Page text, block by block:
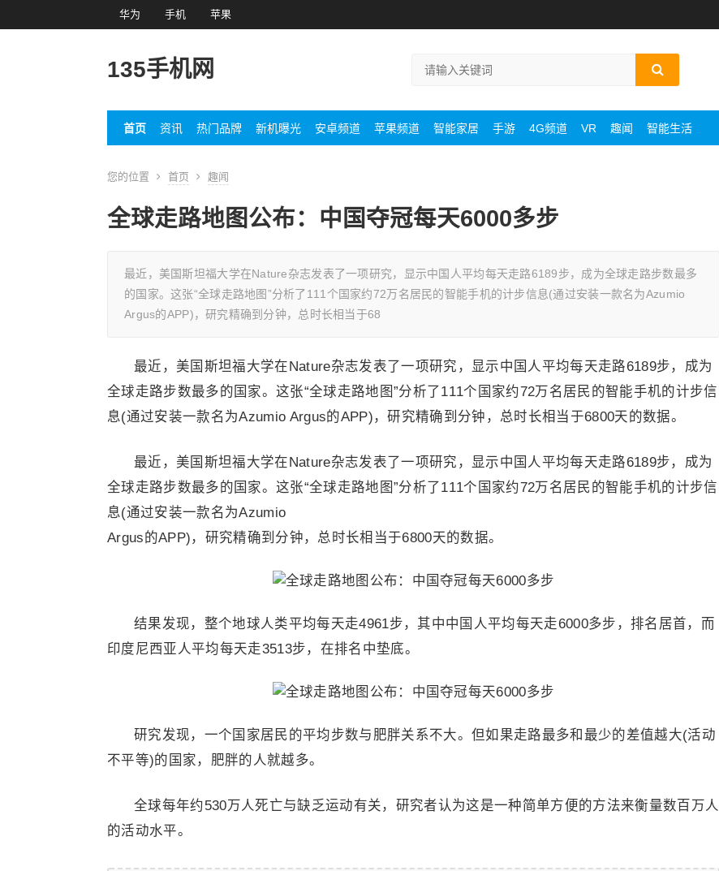
华为 手机 苹果
135手机网
首页 资讯 热门品牌 新机曝光 安卓频道 苹果频道 智能家居 手游 4G频道 VR 趣闻 智能生活
您的位置 首页 趣闻
全球走路地图公布：中国夺冠每天6000多步
最近，美国斯坦福大学在Nature杂志发表了一项研究，显示中国人平均每天走路6189步，成为全球走路步数最多
的国家。这张“全球走路地图”分析了111个国家约72万名居民的智能手机的计步信息(通过安装一款名为Azumio
Argus的APP)，研究精确到分钟，总时长相当于68
最近，美国斯坦福大学在Nature杂志发表了一项研究，显示中国人平均每天走路6189步，成为
全球走路步数最多的国家。这张“全球走路地图”分析了111个国家约72万名居民的智能手机的计步信
息(通过安装一款名为Azumio Argus的APP)，研究精确到分钟，总时长相当于6800天的数据。
最近，美国斯坦福大学在Nature杂志发表了一项研究，显示中国人平均每天走路6189步，成为
全球走路步数最多的国家。这张“全球走路地图”分析了111个国家约72万名居民的智能手机的计步信
息(通过安装一款名为Azumio
Argus的APP)，研究精确到分钟，总时长相当于6800天的数据。
结果发现，整个地球人类平均每天走4961步，其中中国人平均每天走6000多步，排名居首，而
印度尼西亚人平均每天走3513步，在排名中垫底。
研究发现，一个国家居民的平均步数与肥胖关系不大。但如果走路最多和最少的差值越大(活动
不平等)的国家，肥胖的人就越多。
全球每年约530万人死亡与缺乏运动有关，研究者认为这是一种简单方便的方法来衡量数百万人
的活动水平。